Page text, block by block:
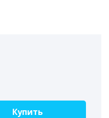
Купить